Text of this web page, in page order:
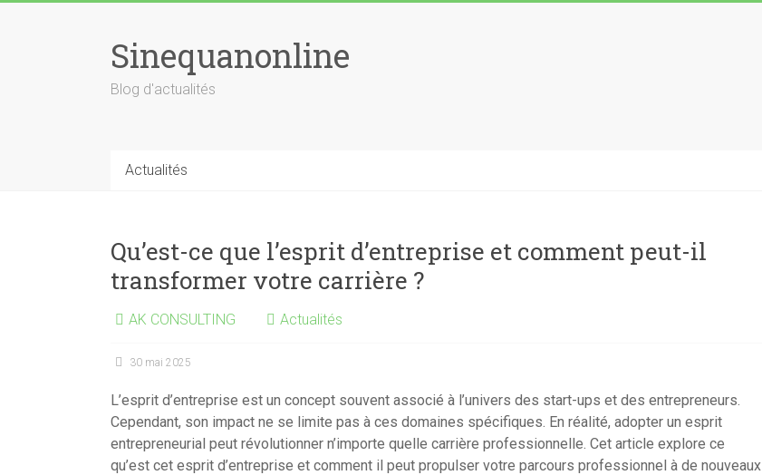
Sinequanonline
Blog d'actualités
Actualités
Qu’est-ce que l’esprit d’entreprise et comment peut-il
transformer votre carrière ?
AK CONSULTING Actualités
30 mai 2025
L’esprit d’entreprise est un concept souvent associé à l’univers des start-ups et des entrepreneurs.
Cependant, son impact ne se limite pas à ces domaines spécifiques. En réalité, adopter un esprit
entrepreneurial peut révolutionner n’importe quelle carrière professionnelle. Cet article explore ce
qu’est cet esprit d’entreprise et comment il peut propulser votre parcours professionnel à de nouveaux